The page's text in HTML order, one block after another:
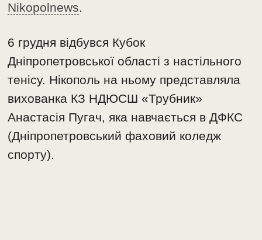
Nikopolnews.
6 грудня відбувся Кубок
Дніпропетровської області з настільного
тенісу. Нікополь на ньому представляла
вихованка КЗ НДЮСШ «Трубник»
Анастасія Пугач, яка навчається в ДФКС
(Дніпропетровський фаховий коледж
спорту).